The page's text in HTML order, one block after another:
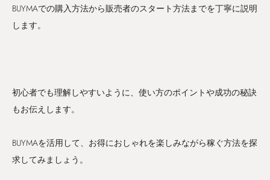
BUYMAでの購入方法から販売者のスタート方法までを丁寧に説明
します。
初心者でも理解しやすいように、使い方のポイントや成功の秘訣
もお伝えします。
BUYMAを活用して、お得におしゃれを楽しみながら稼ぐ方法を探
求してみましょう。